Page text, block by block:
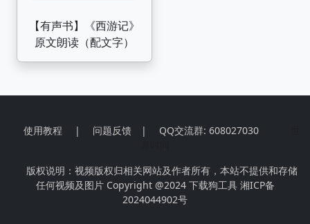
【有声书】《西游记》
原文朗读（配文字）
使用教程 | 问题反馈 | QQ交流群: 608027030
版权说明：视频版权归相关网站及作者所有，本站不提供和存储
任何视频及图片 Copyright @2024 下载狗工具 湘ICP备
2024044902号